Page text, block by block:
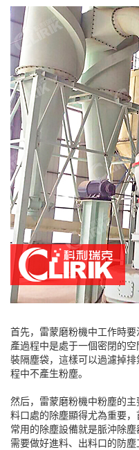
首先，雷蒙磨粉機中工作時
產過程中是處于一個密閉的
裝隔塵袋，這樣可以過濾掉
程中不產生粉塵。
然后，雷蒙磨粉機中粉塵的
料口處的除塵顯得尤為重要
常用的除塵設備就是脈沖除
需要做好進料、出料口的防塵